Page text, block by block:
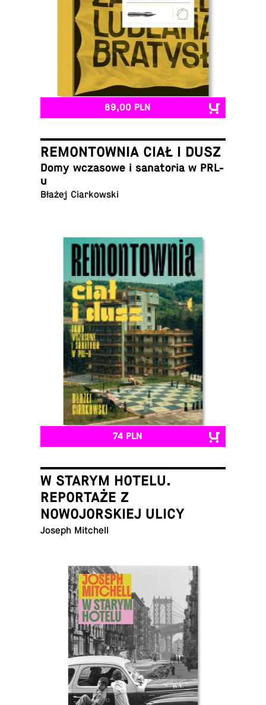
89,00 PLN
REMONTOWNIA CIAŁ I DUSZ
Domy wcza­so­we i sa­na­to­ria w PRL-
u
Błażej Ciarkowski
74 PLN
W STARYM HOTELU.
REPORTAŻE Z
NOWOJORSKIEJ ULICY
Joseph Mitchell